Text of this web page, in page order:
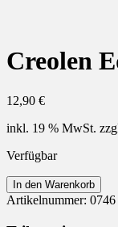
Creolen
12,90 €
inkl. 19 % MwSt.
Verfügbar
Creolen
Edelstahl
In den Warenkorb
Artikelnummer: 0746